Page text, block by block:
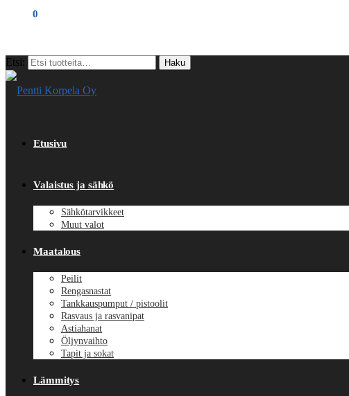
0
Etsi: Haku
Etusivu
Valaistus ja sähkö
Sähkötarvikkeet
Muut valot
Maatalous
Peilit
Rengasnastat
Tankkauspumput / pistoolit
Rasvaus ja rasvanipat
Astiahanat
Öljynvaihto
Tapit ja sokat
Lämmitys